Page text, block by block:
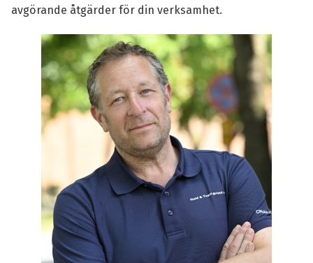
avgörande åtgärder för din verksamhet.